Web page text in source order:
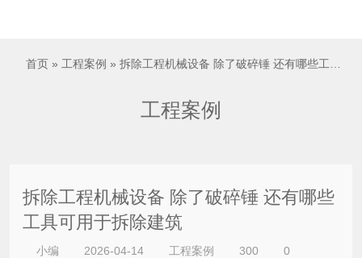
首页 » 工程案例 » 拆除工程机械设备 除了破碎锤 还有哪些工具可用于拆除建筑
工程案例
拆除工程机械设备 除了破碎锤 还有哪些
工具可用于拆除建筑
小编 2026-04-14 工程案例 300 0